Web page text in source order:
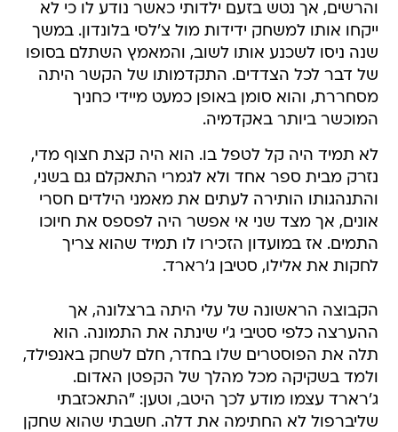
והרשים, אך נטש בזעם ילדותי כאשר נודע לו כי לא
ייקחו אותו למשחק ידידות מול צ'לסי בלונדון. במשך
שנה ניסו לשכנע אותו לשוב, והמאמץ השתלם בסופו
של דבר לכל הצדדים. התקדמותו של הקשר היתה
מסחררת, והוא סומן באופן כמעט מיידי כחניך
המוכשר ביותר באקדמיה.
לא תמיד היה קל לטפל בו. הוא היה קצת חצוף מדי,
נזרק מבית ספר אחד ולא לגמרי התאקלם גם בשני,
והתנהגותו הותירה לעתים את מאמני הילדים חסרי
אונים, אך מצד שני אי אפשר היה לפספס את חיוכו
התמים. אז במועדון הזכירו לו תמיד שהוא צריך
לחקות את אלילו, סטיבן ג'רארד.
הקבוצה הראשונה של עלי היתה ברצלונה, אך
ההערצה כלפי סטיבי ג'י שינתה את התמונה. הוא
תלה את הפוסטרים שלו בחדר, חלם לשחק באנפילד,
ולמד בשקיקה מכל מהלך של הקפטן האדום.
ג'רארד עצמו מודע לכך היטב, וטען: "התאכזבתי
שליברפול לא החתימה את דלה. חשבתי שהוא שחקן